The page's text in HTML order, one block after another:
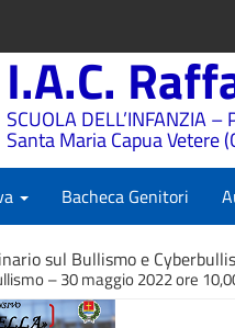
I.A.C.
SCUOLA DELL’INFANZIA
Santa Maria Capua
Bacheca Genitori
sul Bullismo e
– 30 maggio 2022 ore